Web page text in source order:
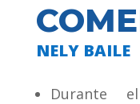
NELY BAILE
Durante